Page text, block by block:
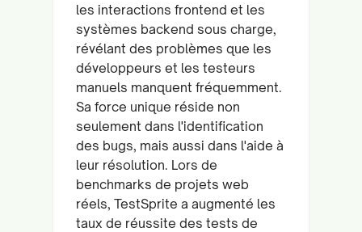
les interactions frontend et les
systèmes backend sous charge,
révélant des problèmes que les
développeurs et les testeurs
manuels manquent fréquemment.
Sa force unique réside non
seulement dans l'identification
des bugs, mais aussi dans l'aide à
leur résolution. Lors de
benchmarks de projets web
réels, TestSprite a augmenté les
taux de réussite des tests de